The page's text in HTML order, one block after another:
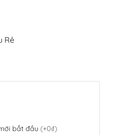
Rẻ
bắt đầu (+0₫)